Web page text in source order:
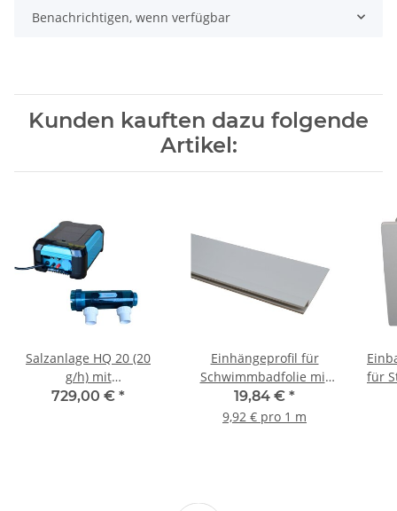
Benachrichtigen, wenn verfügbar
Kunden kauften dazu folgende
Artikel:
Salzanlage HQ 20 (20
g/h) mit
Pumpensteuerung und
729,00 € *
Einhängeprofil für
Schwimmbadfolie mit
Keilbiese
19,84 € *
9,92 € pro 1 m
für